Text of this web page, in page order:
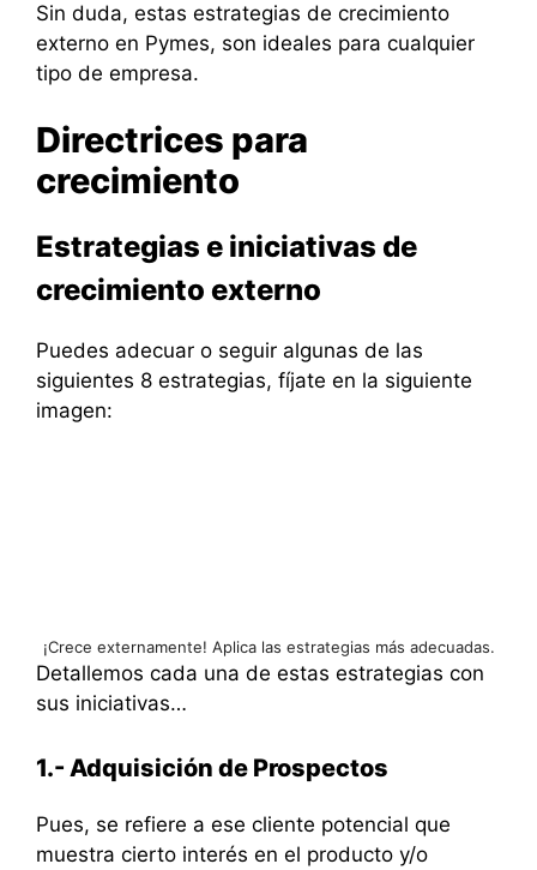
Sin duda, estas estrategias de crecimiento
externo en Pymes, son ideales para cualquier
tipo de empresa.
Directrices para
crecimiento
Estrategias e iniciativas de
crecimiento externo
Puedes adecuar o seguir algunas de las
siguientes 8 estrategias, fíjate en la siguiente
imagen:
¡Crece externamente! Aplica las estrategias más adecuadas.
Detallemos cada una de estas estrategias con
sus iniciativas…
1.- Adquisición de Prospectos
Pues, se refiere a ese cliente potencial que
muestra cierto interés en el producto y/o